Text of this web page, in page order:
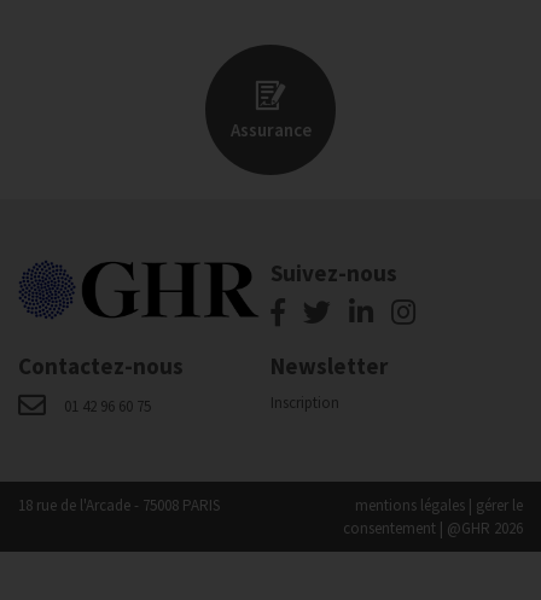
Assurance
Suivez-nous
Contactez-nous
01 42 96 60 75
Newsletter
Inscription
18 rue de l'Arcade - 75008 PARIS mentions légales | gérer le
consentement | @GHR 2026